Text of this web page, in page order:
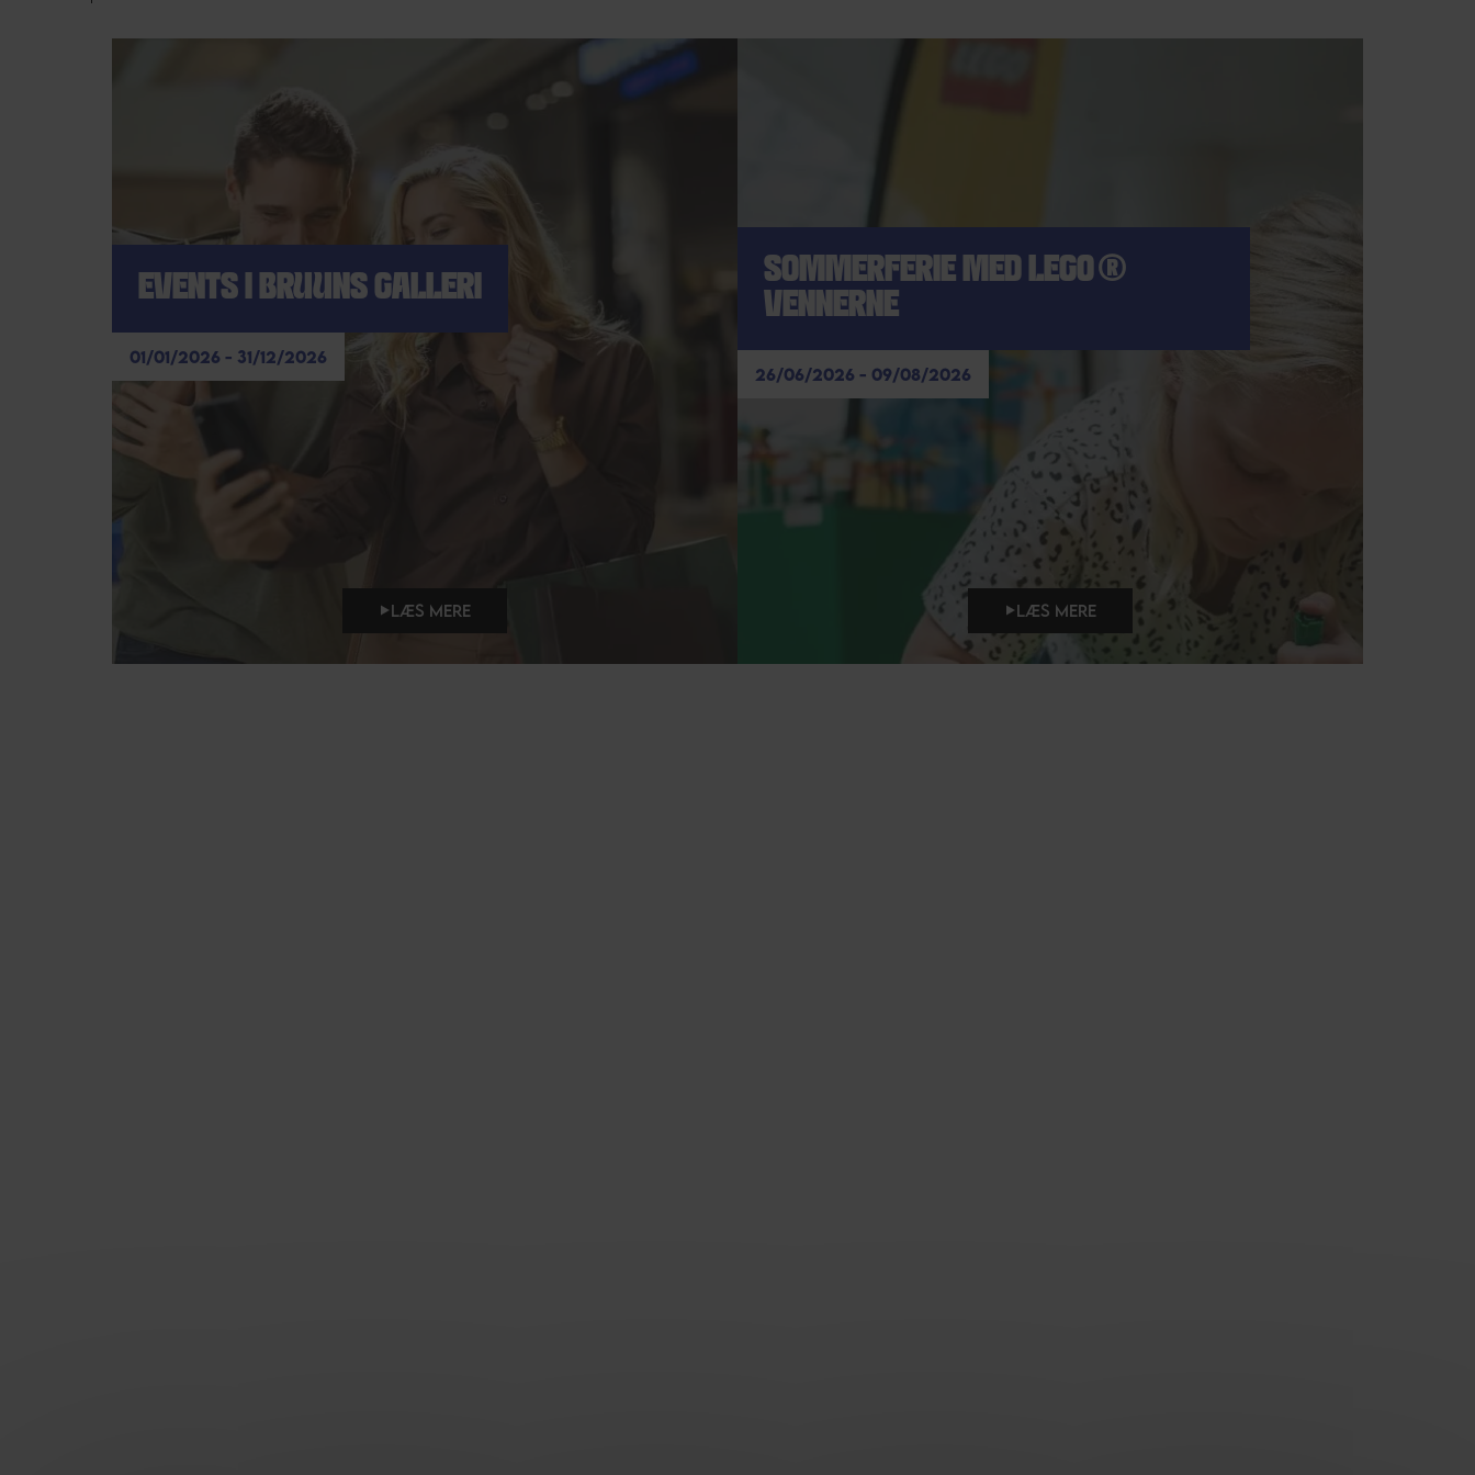
EVENTS I BRUUNS GALLERI
01/01/2026 - 31/12/2026
LÆS MERE
SOMMERFERIE MED LEGO®
VENNERNE
26/06/2026 - 09/08/2026
LÆS MERE